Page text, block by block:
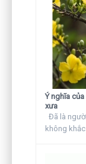
Ý nghĩa
xưa
Đã là
không khắc